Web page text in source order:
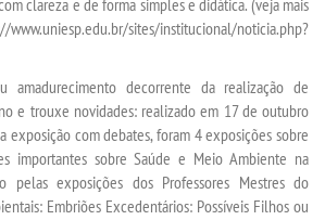
sites/institucional/noticia.php?
amadurecimento decorrente da realização de
e trouxe novidades: realizado em 17 de outubro
exposição com debates, foram 4 exposições sobre
importantes sobre Saúde e Meio Ambiente na
pelas exposições dos Professores Mestres do
Embriões Excedentários: Possíveis Filhos ou